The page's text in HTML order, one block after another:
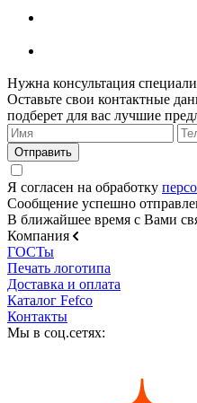
Нужна консультация
Оставьте свои контактные
подберет для вас лучшие
Я согласен на обработку
Сообщение успешно
В ближайшее время с Вами
Компания
ГОСТы
Печать логотипа
Доставка и оплата
Каталог Fefco
Контакты
Мы в соц.сетях: